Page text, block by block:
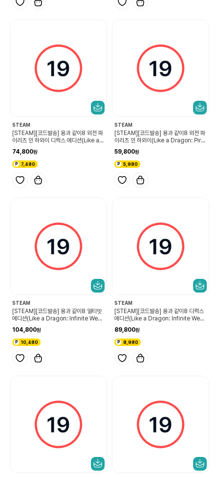
STEAM
[STEAM][코드발송] 용과 같이8 외전 파
이리츠 인 하와이 디럭스 에디션(Like a
eluxe Edition)
74,800
7,480
STEAM
[STEAM][코드발송] 용과 같이8 외전 파
이리츠 인 하와이(Like a Dragon: Pirat
59,800
5,980
STEAM
[STEAM][코드발송] 용과 같이8 얼티밋
에디션(Like a Dragon: Infinite Wealt
104,800
10,480
STEAM
[STEAM][코드발송] 용과 같이8 디럭스
에디션(Like a Dragon: Infinite Wealt
89,800
8,980